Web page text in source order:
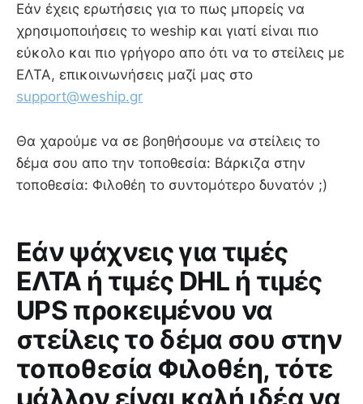
Εάν έχεις ερωτήσεις για το πως μπορείς να
χρησιμοποιήσεις το weship και γιατί είναι πιο
εύκολο και πιο γρήγορο απο ότι να το στείλεις με
ΕΛΤΑ, επικοινωνήσεις μαζί μας στο
support@weship.gr
Θα χαρούμε να σε βοηθήσουμε να στείλεις το
δέμα σου απο την τοποθεσία: Βάρκιζα στην
τοποθεσία: Φιλοθέη το συντομότερο δυνατόν ;)
Εάν ψάχνεις για τιμές
ΕΛΤΑ ή τιμές DHL ή τιμές
UPS προκειμένου να
στείλεις το δέμα σου στην
τοποθεσία Φιλοθέη, τότε